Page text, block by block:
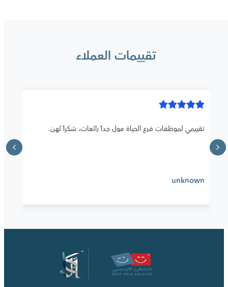
تقييمات العملاء
تقييمي لموظفات فرع الحياة مول جداً رائعات، شكراً لهن.
unknown